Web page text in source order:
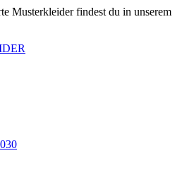
Musterkleider findest du in unserem